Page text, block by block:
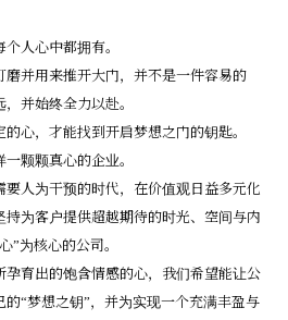
人心中都拥有。
并用来推开大门，并不是一件容易的
并始终全力以赴。
心，才能找到开启梦想之门的钥匙。
颗颗真心的企业。
人为干预的时代，在价值观日益多元化
为客户提供超越期待的时光、空间与内
”为核心的公司。
孕育出的饱含情感的心，我们希望能让公
“梦想之钥”，并为实现一个充满丰盈与